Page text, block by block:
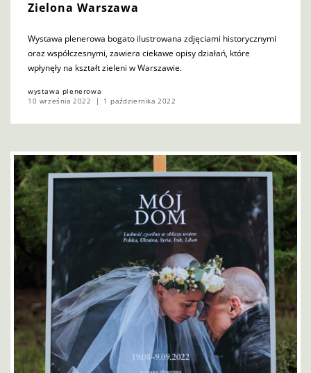
Zielona Warszawa
Wystawa plenerowa bogato ilustrowana zdjęciami historycznymi
oraz współczesnymi, zawiera ciekawe opisy działań, które
wpłynęły na kształt zieleni w Warszawie.
wystawa plenerowa
10 września 2022
1 października 2022